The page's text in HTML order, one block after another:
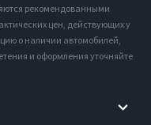
рекомендованными
цен, действующих у
о наличии автомобилей,
и оформления уточняйте